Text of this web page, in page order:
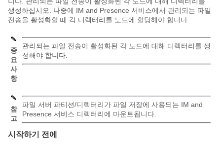
생성하십시오. 나중에 IM and Presence 서비스에서 관리되는 파일
전송을 활성화할 때 각 디렉터리를 노드에 할당해야 합니다.
중
요
사
항
관리되는 파일 전송이 활성화된 각 노드에 대해 디렉터리를 생
성해야 합니다.
참
고
파일 서버 파티션/디렉터리가 파일 저장에 사용되는 IM and
Presence 서비스 디렉터리에 마운트됩니다.
시작하기 전에